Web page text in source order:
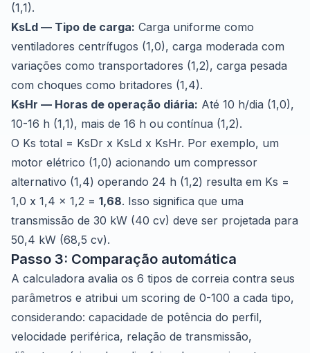
(1,1).
KsLd — Tipo de carga: Carga uniforme como
ventiladores centrífugos (1,0), carga moderada com
variações como transportadores (1,2), carga pesada
com choques como britadores (1,4).
KsHr — Horas de operação diária: Até 10 h/dia (1,0),
10-16 h (1,1), mais de 16 h ou contínua (1,2).
O Ks total = KsDr x KsLd x KsHr. Por exemplo, um
motor elétrico (1,0) acionando um compressor
alternativo (1,4) operando 24 h (1,2) resulta em Ks =
1,0 x 1,4 x 1,2 = 1,68. Isso significa que uma
transmissão de 30 kW (40 cv) deve ser projetada para
50,4 kW (68,5 cv).
Passo 3: Comparação automática
A calculadora avalia os 6 tipos de correia contra seus
parâmetros e atribui um scoring de 0-100 a cada tipo,
considerando: capacidade de potência do perfil,
velocidade periférica, relação de transmissão,